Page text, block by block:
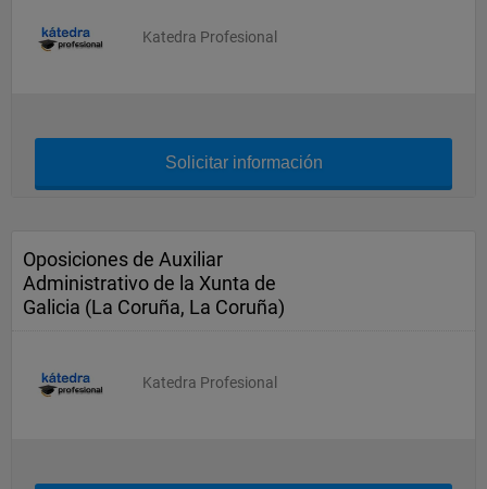
Katedra Profesional
Solicitar información
Oposiciones de Auxiliar
Administrativo de la Xunta de
Galicia (La Coruña, La Coruña)
Katedra Profesional